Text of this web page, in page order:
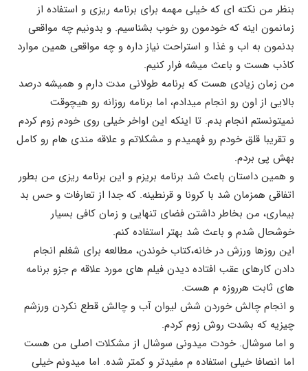
بنظر من نکته ای که خیلی مهمه برای برنامه ریزی و استفاده از
زمانمون اینه که خودمون رو خوب بشناسیم. و بدونیم چه مواقعی
بدنمون به اب و غذا و استراحت نیاز داره و چه مواقعی همین موارد
کاذب هست و باعث میشه فرار کنیم.
من زمان زیادی هست که برنامه طولانی مدت دارم و همیشه درصد
بالایی از اون رو انجام میدادم، اما برنامه روزانه رو هیچوقت
نمیتونستم انجام بدم. تا اینکه این اواخر خیلی روی خودم زوم کردم
و تقریبا قلق خودم رو فهمیدم و مشکلاتم و علاقه مندی هام رو کامل
بهش پی بردم.
و همین داستان باعث شد برنامه بریزم و این برنامه ریزی من بطور
اتفاقی همزمان شد با کرونا و قرنطینه. که جدا از تعارفات و حس بد
بیماری، من بخاطر داشتن فضای تنهایی و زمان کافی بسیار
خوشحال شدم و باعث شد بهتر استفاده کنم.
این روزها ورزش در خانه،کتاب خوندن، مطالعه برای شغلم انجام
دادن کارهای عقب افتاده دیدن فیلم های مورد علاقه م جزو برنامه
های ثابت هرروزه م هست.
و انجام چالش خوردن شش لیوان آب و چالش قطع نکردن ورزشم
چیزیه که بشدت روش زوم کردم.
و اما سوشال. خودت میدونی سوشال از مشکلات اصلی من هست
اما انصافا خیلی استفاده م مفیدتر و کمتر شده. اما میدونم خیلی